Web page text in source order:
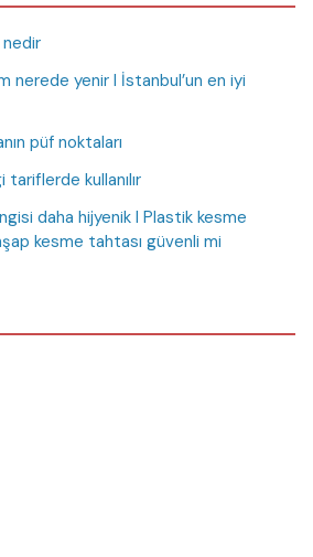
nerede yenir I İstanbul’un en iyi
püf noktaları
kullanılır
daha hijyenik I Plastik kesme
kesme tahtası güvenli mi